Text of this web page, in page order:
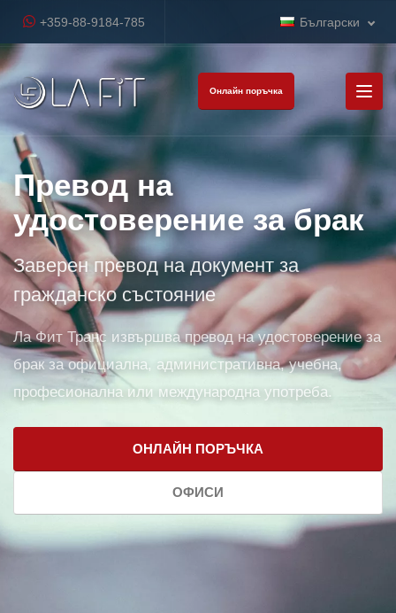
+359-88-9184-785 Български
Онлайн поръчка
Превод на
удостоверение за брак
Заверен превод на документ за
гражданско състояние
Ла Фит Транс извършва превод на удостоверение за
брак за официална, административна, учебна,
професионална или международна употреба.
ОНЛАЙН ПОРЪЧКА
ОФИСИ